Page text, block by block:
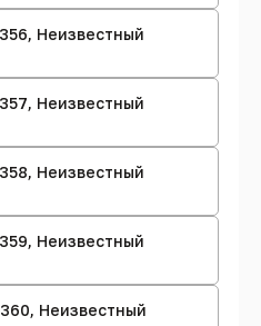
Неизвестный
Неизвестный
Неизвестный
Неизвестный
Неизвестный